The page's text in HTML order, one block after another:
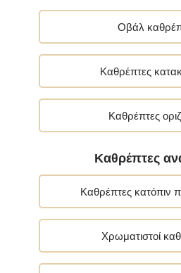
Οβάλ
Καθρέπτες
Καθρέπτες
Καθρέπτες
Καθρέπτες κατόπιν
Χρωματιστοί